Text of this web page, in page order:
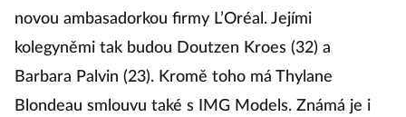
novou ambasadorkou firmy L’Oréal. Jejími
kolegyněmi tak budou Doutzen Kroes (32) a
Barbara Palvin (23). Kromě toho má Thylane
Blondeau smlouvu také s IMG Models. Známá je i